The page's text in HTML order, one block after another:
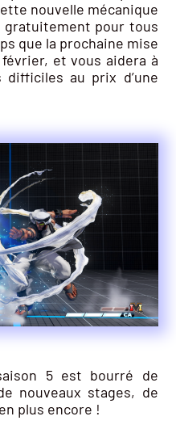
nouvelle mécanique
gratuitement pour tous
que la prochaine mise
et vous aidera à
au prix d’une
5 est bourré de
nouveaux stages, de
plus encore !